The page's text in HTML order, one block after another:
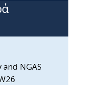
NGAS